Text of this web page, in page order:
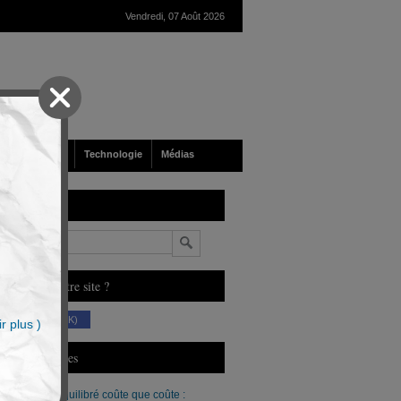
Vendredi, 07 Août 2026
Société Technologie Médias
Vous aimez notre site ?
(230 K)
Derniers Articles
Un budget équilibré coûte que coûte :
plus )